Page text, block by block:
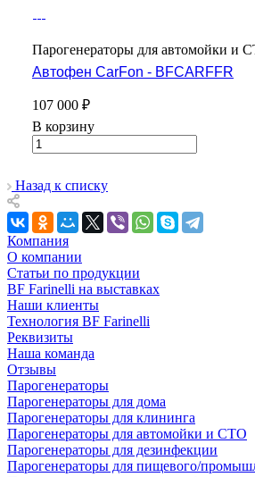
Парогенераторы для автомойки и
Автофен CarFon - BFCARFFR
107 000 ₽
В корзину
Назад к списку
Компания
О компании
Статьи по продукции
BF Farinelli на выставках
Наши клиенты
Технология BF Farinelli
Реквизиты
Наша команда
Отзывы
Парогенераторы
Парогенераторы для дома
Парогенераторы для клининга
Парогенераторы для автомойки и СТО
Парогенераторы для дезинфекции
Парогенераторы для пищевого/